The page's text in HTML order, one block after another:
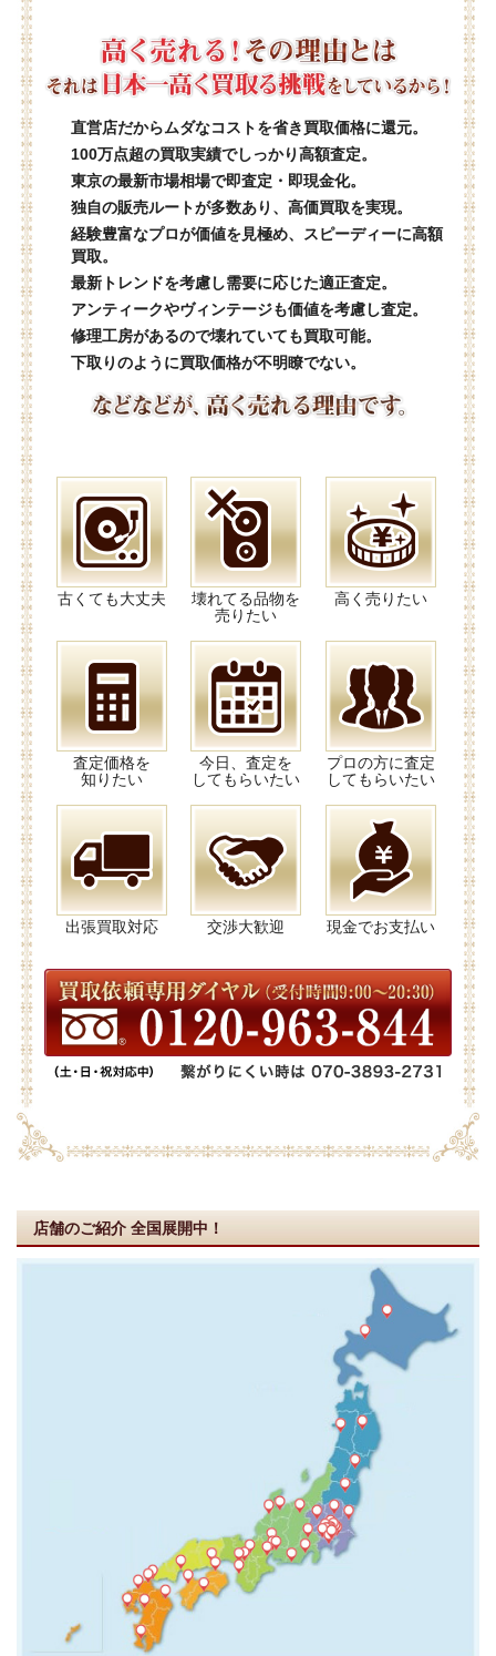
直営店だからムダなコストを省き買取価格に還元。
100万点超の買取実績でしっかり高額査定。
東京の最新市場相場で即査定・即現金化。
独自の販売ルートが多数あり、高価買取を実現。
経験豊富なプロが価値を見極め、スピーディーに高額
買取。
最新トレンドを考慮し需要に応じた適正査定。
アンティークやヴィンテージも価値を考慮し査定。
修理工房があるので壊れていても買取可能。
下取りのように買取価格が不明瞭でない。
古くても大丈夫
壊れてる品物を
売りたい
高く売りたい
査定価格を
知りたい
今日、査定を
してもらいたい
プロの方に査定
してもらいたい
出張買取対応 交渉大歓迎 現金でお支払い
店舗のご紹介 全国展開中！